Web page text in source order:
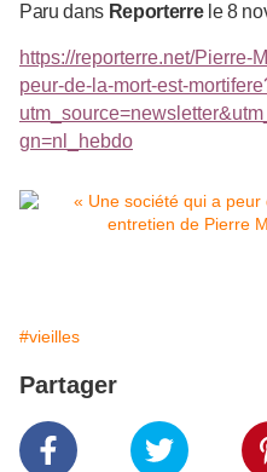
Paru dans Reporterre le 8
https://reporterre.net/Pierre-
peur-de-la-mort-est-
gn=nl_hebdo
#vieilles
Partager